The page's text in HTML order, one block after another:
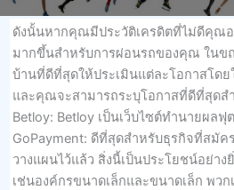
ดังนั้นหากคุณมีประวัติเครดิตที่ไม่ดีคุณอ
มากขึ้นสำหรับการผ่อนรถของคุณ ใน
บ้านที่ดีที่สุดให้ประเมินแต่ละโอกาสโด
และคุณจะสามารถระบุโอกาสที่ดีที่สุดส
Betloy: Betloy เป็นเว็บไซต์ทำนายผล
GoPayment: ดีที่สุดสำหรับธุรกิจที่สมัค
วางแผนไว้แล้ว สิ่งนี้เป็นประโยชน์อย่าง
เช่นองค์กรขนาดเล็กและขนาดเล็ก พว